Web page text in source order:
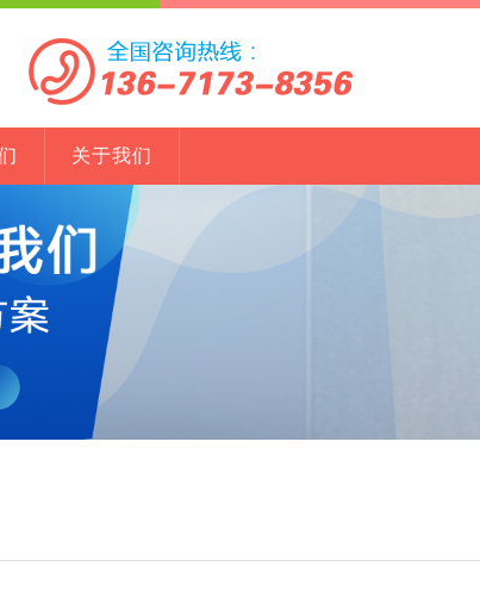
关于我们